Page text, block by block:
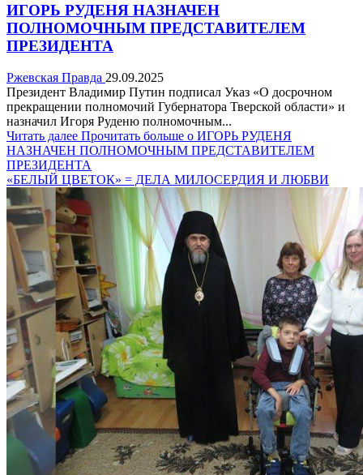
ИГОРЬ РУДЕНЯ НАЗНАЧЕН
ПОЛНОМОЧНЫМ ПРЕДСТАВИТЕЛЕМ
ПРЕЗИДЕНТА
Ржевская Правда 29.09.2025
Президент Владимир Путин подписал Указ «О досрочном
прекращении полномочий Губернатора Тверской области» и
назначил Игоря Руденю полномочным...
Читать далее Прочитать больше о ИГОРЬ РУДЕНЯ
НАЗНАЧЕН ПОЛНОМОЧНЫМ ПРЕДСТАВИТЕЛЕМ
ПРЕЗИДЕНТА
«БЕЛЫЙ ЦВЕТОК» = ДЕЛА МИЛОСЕРДИЯ И ЛЮБВИ